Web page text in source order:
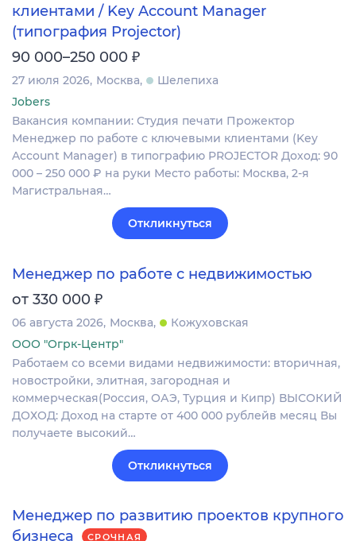
клиентами / Key Account Manager
(типография Projector)
90 000–250 000 ₽
27 июля 2026 Москва
Шелепиха
Jobers
Вакансия компании: Студия печати Прожектор
Менеджер по работе с ключевыми клиентами (Key
Account Manager) в типографию PROJECTOR Доход: 90
000 – 250 000 ₽ на руки Место работы: Москва, 2-я
Магистральная…
Откликнуться
Менеджер по работе с недвижимостью
от 330 000 ₽
06 августа 2026 Москва
Кожуховская
ООО "Огрк-Центр"
Работаем со всеми видами недвижимости: вторичная,
новостройки, элитная, загородная и
коммерческая(Россия, ОАЭ, Турция и Кипр) ВЫСОКИЙ
ДОХОД: Доход на старте от 400 000 рублейв месяц Вы
получаете высокий…
Откликнуться
Менеджер по развитию проектов крупного
бизнеса
СРОЧНАЯ